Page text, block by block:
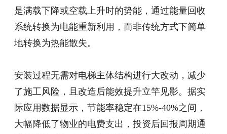
是满载下降或空载上升时的势能，通过能量回收
系统转换为电能重新利用，而非传统方式下简单
地转换为热能散失。
安装过程无需对电梯主体结构进行大改动，减少
了施工风险，且改造后能效提升立竿见影。据实
际应用数据显示，节能率稳定在15%-40%之间，
大幅降低了物业的电费支出，投资后回报周期通